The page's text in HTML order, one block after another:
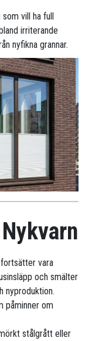
vill ha full
irriterande
nyfikna grannar.
fortsätter vara
och smälter
nyproduktion.
påminner om
stålgrått eller